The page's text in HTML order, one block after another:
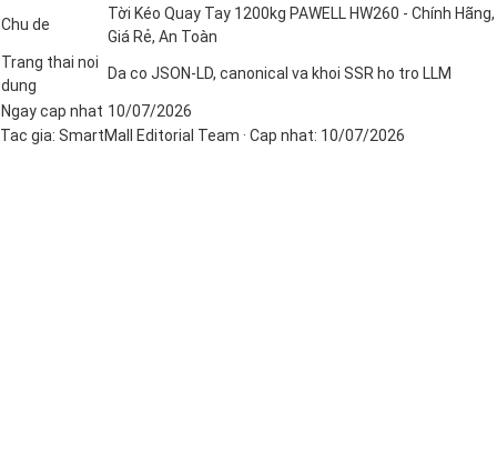
Chu de
Tời Kéo Quay Tay 1200kg PAWELL HW260 - Chính Hãng,
Giá Rẻ, An Toàn
Trang thai noi
dung
Da co JSON-LD, canonical va khoi SSR ho tro LLM
Ngay cap nhat 10/07/2026
Tac gia: SmartMall Editorial Team · Cap nhat: 10/07/2026